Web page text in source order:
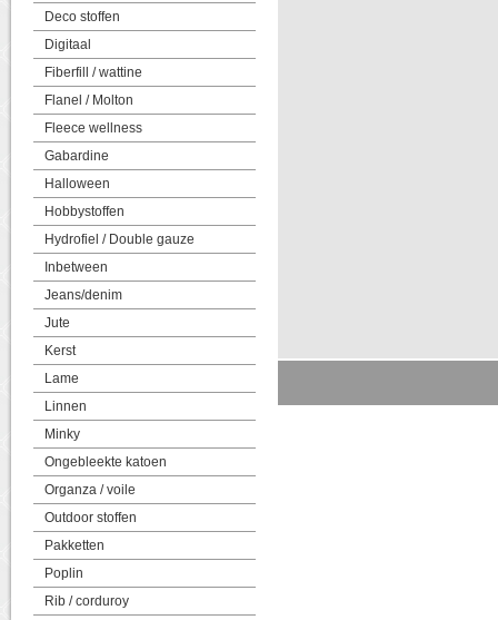
Deco stoffen
Digitaal
Fiberfill / wattine
Flanel / Molton
Fleece wellness
Gabardine
Halloween
Hobbystoffen
Hydrofiel / Double gauze
Inbetween
Jeans/denim
Jute
Kerst
Lame
Linnen
Minky
Ongebleekte katoen
Organza / voile
Outdoor stoffen
Pakketten
Poplin
Rib / corduroy